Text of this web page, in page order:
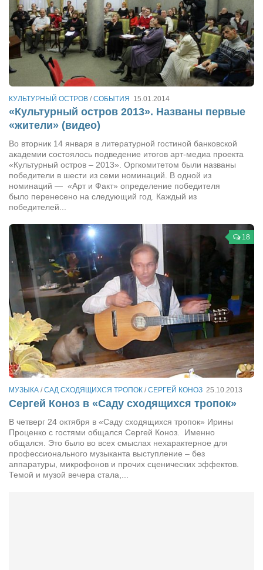
Режиссёры
Художники
Надія Белокур
Анна Гидора
Леонтий Костур
Римма Миленкова
Ирина Проценко
Александр Садовский
Сергей Степанов
Анна Черненко
Марина Фенота
Гостиная
Он и Она
Конкурсы
Фестиваль. Конкурс «Колибри» 2017
Конкурс «Колибри» 2016
Конкурс «Колибри» 2015
Конкурс «Колибри» 2014
Литературный конкурс «Я люблю Украину»
Конкурс «Колибри» 2013
Интервью
Афиша
Афиша Киев
КУЛЬТУРНЫЙ ОСТРОВ /СОБЫТИЯ 15.01.2014
«Культурный остров 2013». Названы первые
«жители» (видео)
Во вторник 14 января в литературной гостиной банковской
академии состоялось подведение итогов арт-медиа проекта
«Культурный остров – 2013». Оргкомитетом были названы
победители в шести из семи номинаций. В одной из
номинаций — «Арт и Факт» определение победителя
было перенесено на следующий год. Каждый из
победителей...
18
МУЗЫКА /САД СХОДЯЩИХСЯ ТРОПОК /СЕРГЕЙ КОНОЗ 25.10.2013
Сергей Коноз в «Саду сходящихся тропок»
В четверг 24 октября в «Саду сходящихся тропок» Ирины
Проценко с гостями общался Сергей Коноз. Именно
общался. Это было во всех смыслах нехарактерное для
профессионального музыканта выступление – без
аппаратуры, микрофонов и прочих сценических эффектов.
Темой и музой вечера стала,...